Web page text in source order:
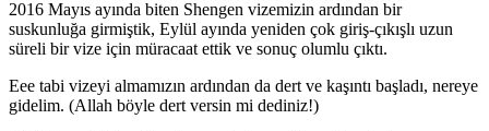
2016 Mayıs ayında biten Shengen vizemizin ardından bir
suskunluğa girmiştik, Eylül ayında yeniden çok giriş-çıkışlı uzun
süreli bir vize için müracaat ettik ve sonuç olumlu çıktı.
Eee tabi vizeyi almamızın ardından da dert ve kaşıntı başladı, nereye
gidelim. (Allah böyle dert versin mi dediniz!)